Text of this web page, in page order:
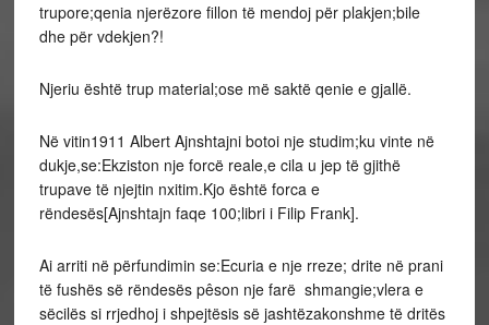
trupore;qenia njerëzore fillon të mendoj për plakjen;bile
dhe për vdekjen?!
Njeriu është trup material;ose më saktë qenie e gjallë.
Në vitin1911 Albert Ajnshtajni botoi nje studim;ku vinte në
dukje,se:Ekziston nje forcë reale,e cila u jep të gjithë
trupave të njejtin nxitim.Kjo është forca e
rëndesës[Ajnshtajn faqe 100;libri i Filip Frank].
Ai arriti në përfundimin se:Ecuria e nje rreze; drite në prani
të fushës së rëndesës pêson nje farë shmangie;vlera e
sëcilës si rrjedhoj i shpejtësis së jashtëzakonshme të dritës